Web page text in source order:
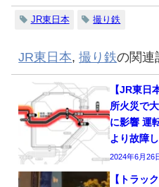
JR東日本 撮り鉄
JR東日本 ,撮り鉄の関連
【JR東日
所火災で
に影響 運
より故障
2024年6月26
【トラッ